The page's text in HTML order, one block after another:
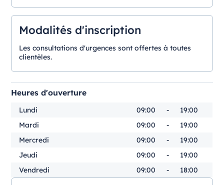
Modalités d'inscription
Les consultations d'urgences sont offertes à toutes
clientèles.
Heures d'ouverture
Lundi 09:00 -
19:00
Mardi
09:00 -
19:00
Mercredi
09:00 -
19:00
Jeudi
09:00 -
19:00
Vendredi
09:00 - 18:00